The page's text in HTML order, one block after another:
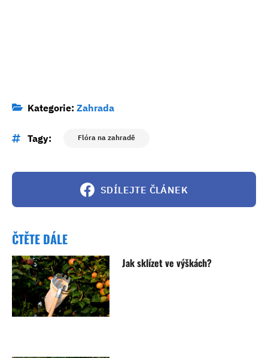
Kategorie: Zahrada
Tagy: Flóra na zahradě
SDÍLEJTE ČLÁNEK
ČTĚTE DÁLE
Jak sklízet ve výškách?